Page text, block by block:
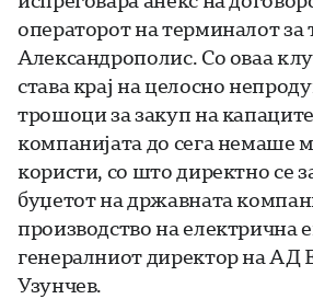
операторот на терминалот за
Александрополис. Со оваа
става крај на целосно
трошоци за закуп на
компанијата до сега немаше
користи, со што директно се
буџетот на државната
производство на електрична
генералниот директор на АД
Узунчев.